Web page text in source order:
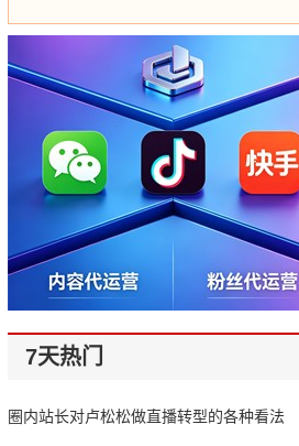
7天热门
圈内站长对卢松松做直播转型的各种看法